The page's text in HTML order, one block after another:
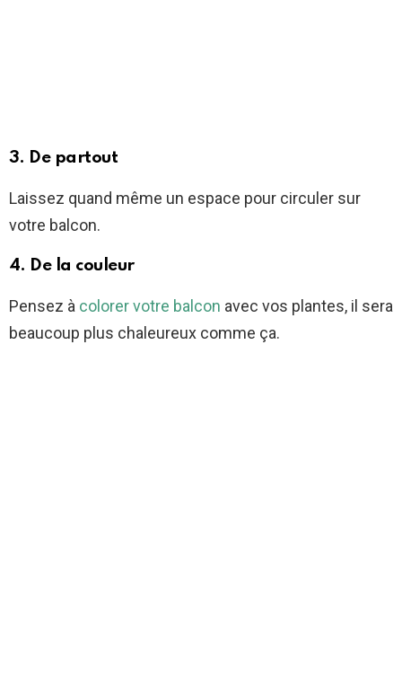
3. De partout
Laissez quand même un espace pour circuler sur
votre balcon.
4. De la couleur
Pensez à colorer votre balcon avec vos plantes, il sera
beaucoup plus chaleureux comme ça.